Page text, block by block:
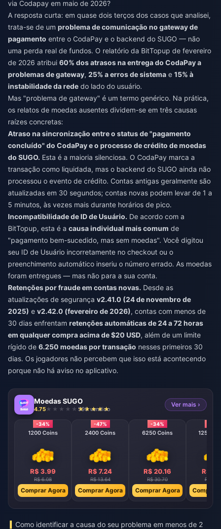
via Codapay em maio de 2026?
A resposta curta: em quase dois terços dos casos que analisei,
trata-se de um problema de comunicação no gateway de
pagamento entre o CodaPay e o backend do SUGO — não
uma perda real de fundos. O relatório da BitTopup de fevereiro
de 2026 atribui 60% dos atrasos na entrega do CodaPay a
problemas de gateway, 25% a erros de sistema e 15% à
instabilidade da rede do lado do usuário.
Mas "problema de gateway" é um termo genérico. Na prática,
os relatos de moedas ausentes dividem-se em três causas
raízes concretas:
Atraso na sincronização entre o status de "pagamento
concluído" do CodaPay e o processo de crédito de moedas
do SUGO. Esta é a maioria silenciosa. O CodaPay marca a
transação como liquidada, mas o backend do SUGO ainda não
processou o evento de crédito. Contas antigas geralmente são
atualizadas em 30 segundos; contas novas podem levar de 1 a
5 minutos, às vezes mais durante horários de pico.
Incompatibilidade de ID de Usuário. De acordo com a
BitTopup, esta é a causa individual mais comum de
"pagamento bem-sucedido, mas sem moedas". Você digitou
seu ID de Usuário incorretamente no checkout ou o
preenchimento automático inseriu o número errado. As moedas
foram entregues — mas não para a sua conta.
Retenções por fraude em contas novas. Desde as
atualizações de segurança v2.41.0 (24 de novembro de
2025) e v2.42.0 (fevereiro de 2026), contas com menos de
30 dias enfrentam retenções automáticas de 24 a 72 horas
em qualquer compra acima de $20 USD, além de um limite
rígido de 6.250 moedas por transação nesses primeiros 30
dias. Os jogadores não percebem que isso está acontecendo
porque não há aviso no aplicativo.
Moedas SUGO
4.75 590 vendido
Ver mais ›
-34%
1200 Coins
R$ 3.99
R$ 6.08
Comprar Agora
-47%
2400 Coins
R$ 7.24
R$ 13.64
Comprar Agora
-34%
6250 Coins
R$ 20.16
R$ 30.70
Comprar Agora
12500
R$
R$
Comprar
Como identificar a causa do seu problema em menos de 2